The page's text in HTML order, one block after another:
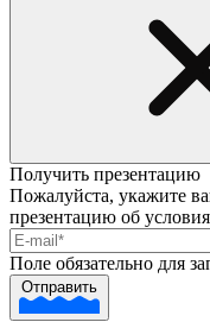
Получить презентацию
Пожалуйста, укажите
презентацию об
Поле обязательно для
Отправить